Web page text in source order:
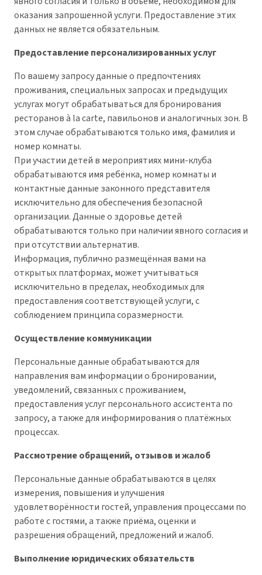
оказания запрошенной услуги. Предоставление этих
данных не является обязательным.
Предоставление персонализированных услуг
По вашему запросу данные о предпочтениях
проживания, специальных запросах и предыдущих
услугах могут обрабатываться для бронирования
ресторанов à la carte, павильонов и аналогичных зон. В
этом случае обрабатываются только имя, фамилия и
номер комнаты.
При участии детей в мероприятиях мини-клуба
обрабатываются имя ребёнка, номер комнаты и
контактные данные законного представителя
исключительно для обеспечения безопасной
организации. Данные о здоровье детей
обрабатываются только при наличии явного согласия и
при отсутствии альтернатив.
Информация, публично размещённая вами на
открытых платформах, может учитываться
исключительно в пределах, необходимых для
предоставления соответствующей услуги, с
соблюдением принципа соразмерности.
Осуществление коммуникации
Персональные данные обрабатываются для
направления вам информации о бронировании,
уведомлений, связанных с проживанием,
предоставления услуг персонального ассистента по
запросу, а также для информирования о платёжных
процессах.
Рассмотрение обращений, отзывов и жалоб
Персональные данные обрабатываются в целях
измерения, повышения и улучшения
удовлетворённости гостей, управления процессами по
работе с гостями, а также приёма, оценки и
разрешения обращений, предложений и жалоб.
Выполнение юридических обязательств